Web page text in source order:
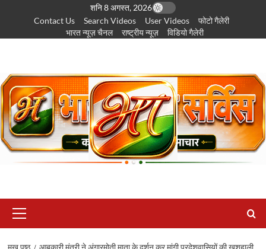
पर
शनि 8 अगस्त, 2026
Contact Us
Search Videos User Videos
फोटो गैलेरी
भारत न्यूज़ चैनल
राष्ट्रीय न्यूज़ विडियो गैलेरी
सूची